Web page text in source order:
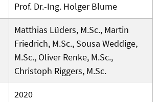
Prof. Dr.-Ing. Holger Blume
Matthias Lüders, M.Sc., Martin
Friedrich, M.Sc., Sousa Weddige,
M.Sc., Oliver Renke, M.Sc.,
Christoph Riggers, M.Sc.
2020